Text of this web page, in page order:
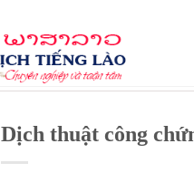
Dịch thuật công